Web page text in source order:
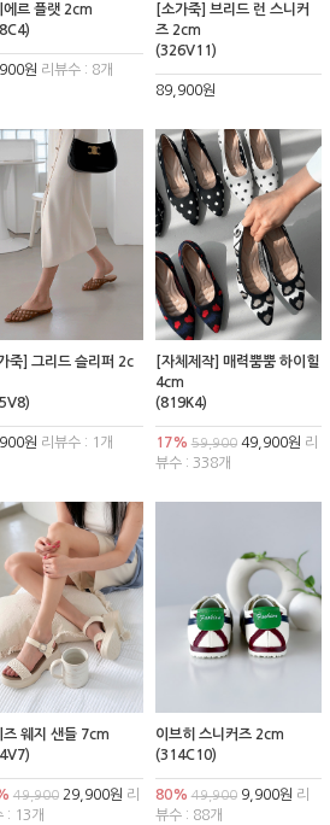
에르 플랫 2cm
원 리뷰수 : 8개
[소가죽] 브리드 런 스니커
즈 2cm
(326V11)
89,900원
죽] 그리드 슬리퍼 2c
원 리뷰수 : 1개
[자체제작] 매력뿜뿜 하이힐
4cm
(819K4)
17% 59,90049,900원 리
뷰수 : 338개
즈 웨지 샌들 7cm
49,90029,900원 리
: 13개
이브히 스니커즈 2cm
(314C10)
80% 49,9009,900원 리
뷰수 : 88개